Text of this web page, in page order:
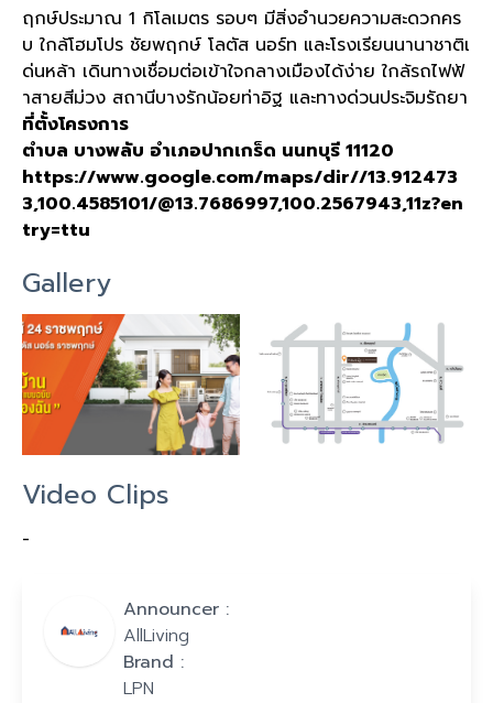
ฤกษ์ประมาณ 1 กิโลเมตร รอบๆ มีสิ่งอำนวยความสะดวกคร
บ ใกล้โฮมโปร ชัยพฤกษ์ โลตัส นอร์ท และโรงเรียนนานาชาติเ
ด่นหล้า เดินทางเชื่อมต่อเข้าใจกลางเมืองได้ง่าย ใกล้รถไฟฟ้
าสายสีม่วง สถานีบางรักน้อยท่าอิฐ และทางด่วนประจิมรัถยา
ที่ตั้งโครงการ
ตำบล บางพลับ อำเภอปากเกร็ด นนทบุรี 11120
https://www.google.com/maps/dir//13.912473
3,100.4585101/@13.7686997,100.2567943,11z?en
try=ttu
Gallery
Video Clips
-
Announcer :
AllLiving
Brand :
LPN